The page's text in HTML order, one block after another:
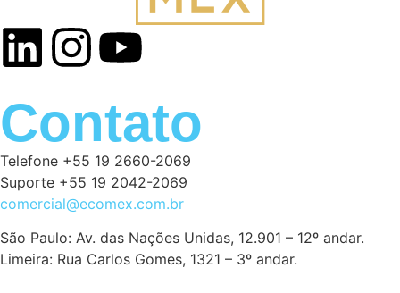
Contato
Telefone +55 19 2660-2069
Suporte +55 19 2042-2069
comercial@ecomex.com.br
São Paulo: Av. das Nações Unidas, 12.901 – 12º andar.
Limeira: Rua Carlos Gomes, 1321 – 3º andar.